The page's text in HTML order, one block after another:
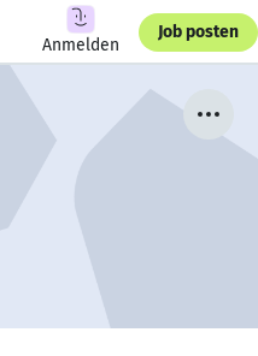
Anmelden
Job posten